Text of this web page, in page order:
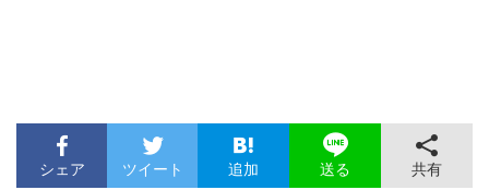
シェア ツイート 追加 送る 共有